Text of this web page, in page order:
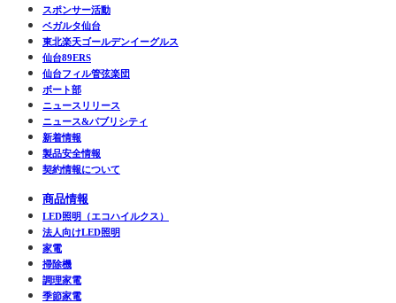
スポンサー活動
ベガルタ仙台
東北楽天ゴールデンイーグルス
仙台89ERS
仙台フィル管弦楽団
ボート部
ニュースリリース
ニュース&パブリシティ
新着情報
製品安全情報
契約情報について
商品情報
LED照明（エコハイルクス）
法人向けLED照明
家電
掃除機
調理家電
季節家電